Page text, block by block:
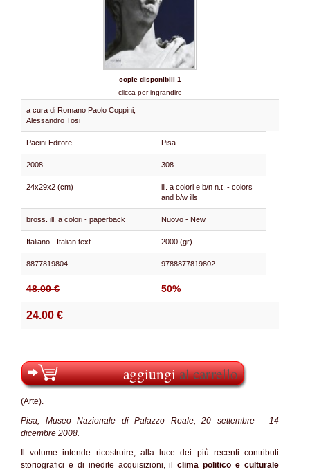
copie disponibili 1
clicca per ingrandire
a cura di Romano Paolo Coppini,
Alessandro Tosi
Pacini Editore Pisa
2008 308
24x29x2 (cm)
ill. a colori e b/n n.t. - colors
and b/w ills
bross. ill. a colori - paperback Nuovo - New
Italiano - Italian text 2000 (gr)
8877819804 9788877819802
48.00 € 50%
24.00 €
aggiungial carrello
(Arte).
Pisa, Museo Nazionale di Palazzo Reale, 20 settembre - 14
dicembre 2008.
Il volume intende ricostruire, alla luce dei più recenti contributi
storiografici e di inedite acquisizioni, ilclima politico e culturale